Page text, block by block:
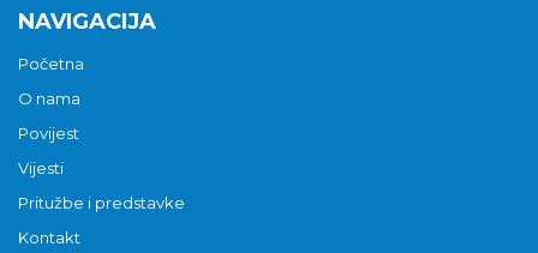
NAVIGACIJA
Početna
O nama
Povijest
Vijesti
Pritužbe i predstavke
Kontakt